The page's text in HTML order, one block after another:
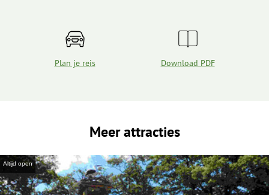
Plan je reis Download PDF
Meer attracties
Altijd open